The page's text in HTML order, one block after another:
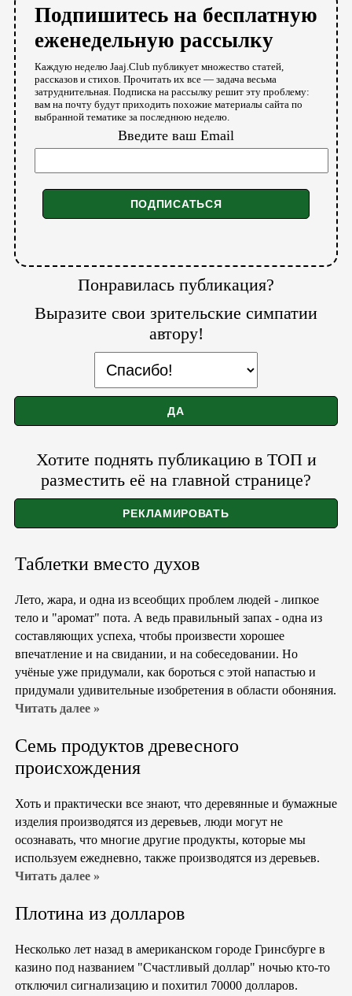
Подпишитесь на бесплатную
еженедельную рассылку
Каждую неделю Jaaj.Club публикует множество статей,
рассказов и стихов. Прочитать их все — задача весьма
затруднительная. Подписка на рассылку решит эту проблему:
вам на почту будут приходить похожие материалы сайта по
выбранной тематике за последнюю неделю.
Введите ваш Email
Понравилась публикация?
Выразите свои зрительские симпатии
автору!
Хотите поднять публикацию в ТОП и
разместить её на главной странице?
Таблетки вместо духов
Лето, жара, и одна из всеобщих проблем людей - липкое
тело и "аромат" пота. А ведь правильный запах - одна из
составляющих успеха, чтобы произвести хорошее
впечатление и на свидании, и на собеседовании. Но
учёные уже придумали, как бороться с этой напастью и
придумали удивительные изобретения в области обоняния.
Читать далее »
Семь продуктов древесного
происхождения
Хоть и практически все знают, что деревянные и бумажные
изделия производятся из деревьев, люди могут не
осознавать, что многие другие продукты, которые мы
используем ежедневно, также производятся из деревьев.
Читать далее »
Плотина из долларов
Несколько лет назад в американском городе Гринсбурге в
казино под названием "Счастливый доллар" ночью кто-то
отключил сигнализацию и похитил 70000 долларов.